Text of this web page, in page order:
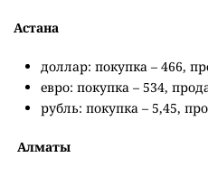
Астана
доллар: покупка – 466,
евро: покупка – 534,
рубль: покупка – 5,45,
Алматы